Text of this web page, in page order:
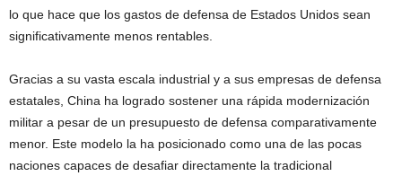
lo que hace que los gastos de defensa de Estados Unidos sean
significativamente menos rentables.
Gracias a su vasta escala industrial y a sus empresas de defensa
estatales, China ha logrado sostener una rápida modernización
militar a pesar de un presupuesto de defensa comparativamente
menor. Este modelo la ha posicionado como una de las pocas
naciones capaces de desafiar directamente la tradicional